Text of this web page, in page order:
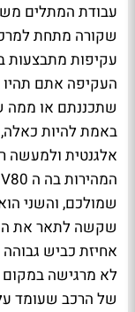
עבודת המתלים
שקורה מתחת
עקיפות מתבצעות
העקיפה אתם
שתכננתם או ממה
באמת להיות
אלגנטית ולמעשה
המהירות בה ה
שמולכם, והשני
שקשה לתאר את
אחיזת כביש
לא מרגישה
של הרכב שעומד על לא